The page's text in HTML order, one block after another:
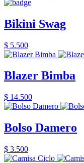
Bikini Swag
$ 5.500
Blazer Bimba
$ 14.500
Bolso Damero
$ 3.500